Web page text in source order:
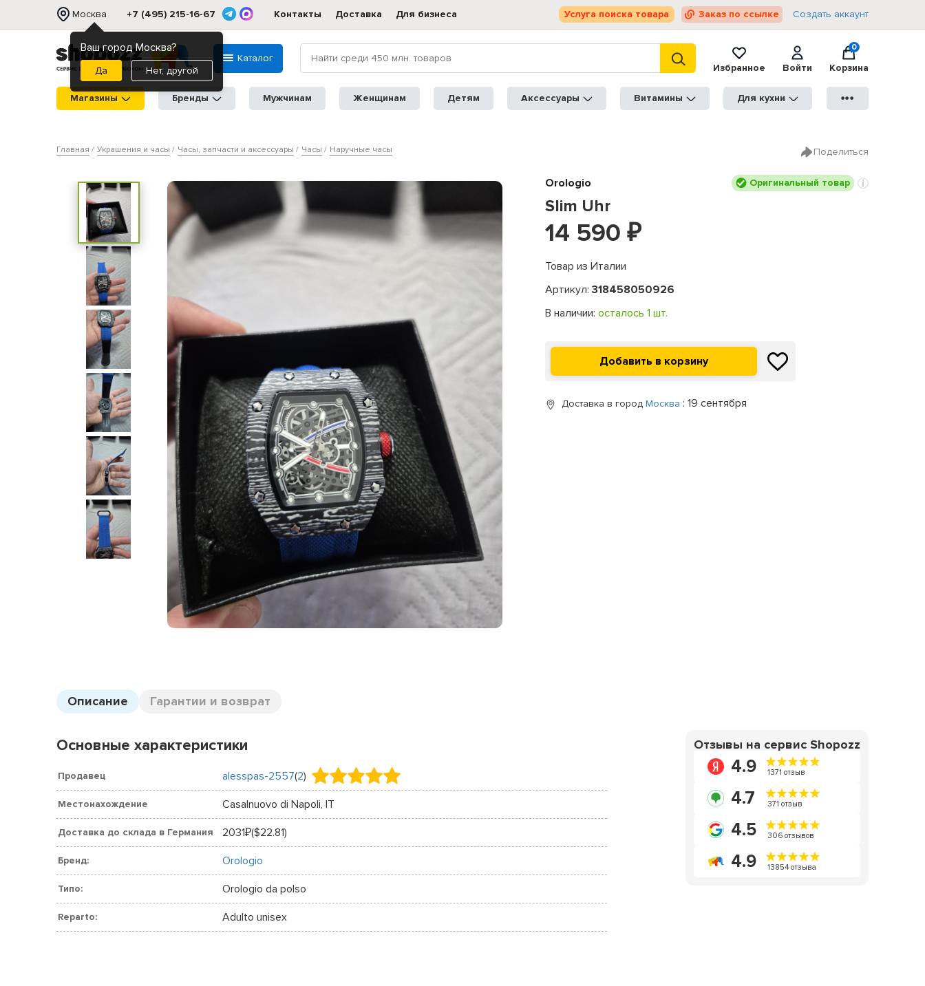
Москва
Ваш город Москва?
Нет, другой
+7 (495) 215-16-67 Контакты Доставка Для бизнеса Услуга поиска товара Заказ по ссылке Создать аккаунт
Каталог
Избранное
Войти
0
Корзина
Магазины Бренды Мужчинам Женщинам Детям Аксессуары Витамины Для кухни ●●●
Главная Украшения и часы Часы, запчасти и аксессуары Часы Наручные часы Поделиться
Orologio Оригинальный товар
Slim Uhr
14 590 ₽
Товар из Италии
Артикул: 318458050926
В наличии: осталось 1 шт.
Доставка в город Москва : 19 сентября
Описание Гарантии и возврат
Основные характеристики
Продавец alesspas-2557(2)
Местонахождение Casalnuovo di Napoli, IT
Доставка до склада в Германия 2031₽($22.81)
Бренд: Orologio
Типо: Orologio da polso
Reparto: Adulto unisex
Отзывы на сервис Shopozz
4.9 1371 отзыв
4.7 371 отзыв
4.5 306 отзывов
4.9 13854 отзыва